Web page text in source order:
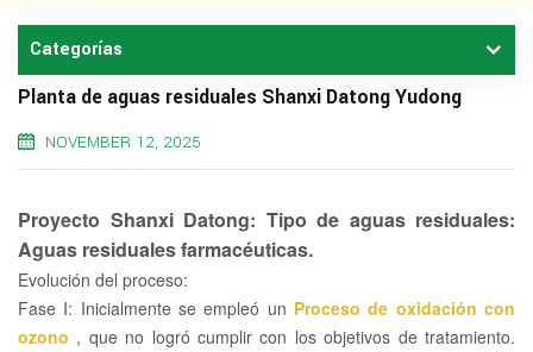
Categorías
Planta de aguas residuales Shanxi Datong Yudong
NOVEMBER 12, 2025
Proyecto Shanxi Datong: Tipo de aguas residuales:
Aguas residuales farmacéuticas.
Evolución del proceso:
Fase I: Inicialmente se empleó un Proceso de oxidación con
ozono , que no logró cumplir con los objetivos de tratamiento.